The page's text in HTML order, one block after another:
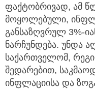
ფაქტობრივად, ამ
მოყოლებული,
განსაზღვრულ 3%-
ნარჩუნდება. უნდა
საქართველომ,
შედარებით,
ინფლაციისა და